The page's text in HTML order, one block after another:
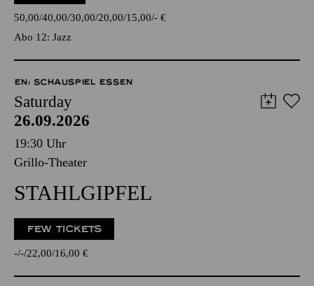
50,00 40,00 30,00 20,00 15,00 - €
Abo 12: Jazz
EN: SCHAUSPIEL ESSEN
Saturday
26.09.2026
19:30 Uhr
Grillo-Theater
STAHLGIPFEL
FEW TICKETS
- - 22,00 16,00 €